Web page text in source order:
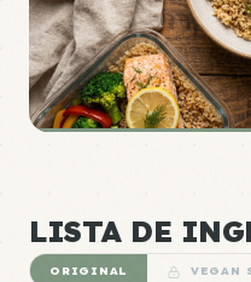
LISTA DE
ORIGINAL VEGAN